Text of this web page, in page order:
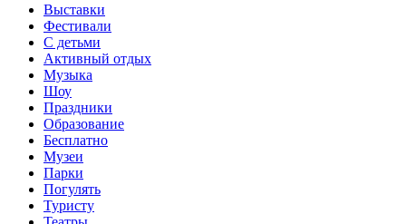
Выставки
Фестивали
С детьми
Активный отдых
Музыка
Шоу
Праздники
Образование
Бесплатно
Музеи
Парки
Погулять
Туристу